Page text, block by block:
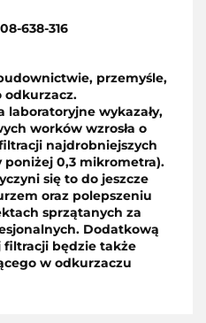
638-316
przemyśle,
odkurzacz.
laboratoryjne wykazały,
worków wzrosła o
najdrobniejszych
poniżej 0,3 mikrometra).
się to do jeszcze
oraz polepszeniu
sprzątanych za
Dodatkową
filtracji będzie także
w odkurzaczu